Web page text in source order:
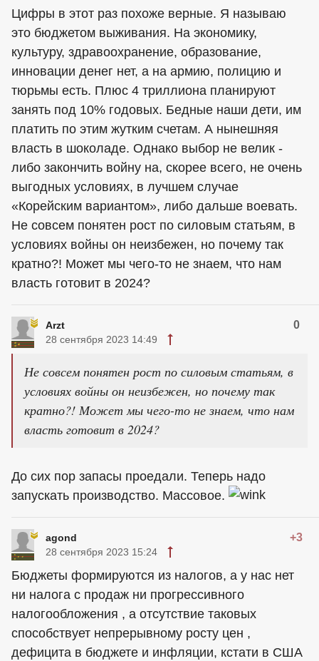
Цифры в этот раз похоже верные. Я называю
это бюджетом выживания. На экономику,
культуру, здравоохранение, образование,
инновации денег нет, а на армию, полицию и
тюрьмы есть. Плюс 4 триллиона планируют
занять под 10% годовых. Бедные наши дети, им
платить по этим жутким счетам. А нынешняя
власть в шоколаде. Однако выбор не велик -
либо закончить войну на, скорее всего, не очень
выгодных условиях, в лучшем случае
«Корейским вариантом», либо дальше воевать.
Не совсем понятен рост по силовым статьям, в
условиях войны он неизбежен, но почему так
кратно?! Может мы чего-то не знаем, что нам
власть готовит в 2024?
Arzt 0
28 сентября 2023 14:49
Не совсем понятен рост по силовым статьям, в
условиях войны он неизбежен, но почему так
кратно?! Может мы чего-то не знаем, что нам
власть готовит в 2024?
До сих пор запасы проедали. Теперь надо
запускать производство. Массовое.
agond +3
28 сентября 2023 15:24
Бюджеты формируются из налогов, а у нас нет
ни налога с продаж ни прогрессивного
налогообложения , а отсутствие таковых
способствует непрерывному росту цен ,
дефицита в бюджете и инфляции, кстати в США